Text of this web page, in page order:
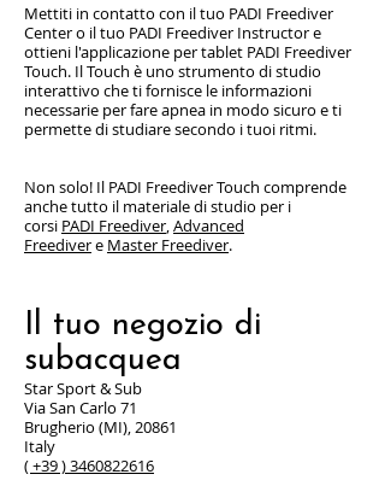
Mettiti in contatto con il tuo PADI Freediver
Center o il tuo PADI Freediver Instructor e
ottieni l'applicazione per tablet PADI Freediver
Touch. Il Touch è uno strumento di studio
interattivo che ti fornisce le informazioni
necessarie per fare apnea in modo sicuro e ti
permette di studiare secondo i tuoi ritmi.
Non solo! Il PADI Freediver Touch comprende
anche tutto il materiale di studio per i
corsi PADI Freediver,Advanced
Freedivere Master Freediver.
Il tuo negozio di
subacquea
Star Sport & Sub
Via San Carlo 71
Brugherio (MI), 20861
Italy
(+39 ) 3460822616